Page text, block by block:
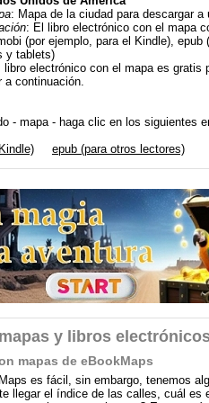
: Mapa de la ciudad para descargar
: El libro electrónico con el mapa
(por ejemplo, para el Kindle),
y tablets)
libro electrónico con el mapa es gratis
a continuación.
- mapa - haga clic en los siguientes
epub (para otros lectores)
y libros
mapas de eBookMaps
es fácil, sin embargo, tenemos
llegar el índice de las calles, cuál es